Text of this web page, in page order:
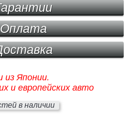
Оплата
из Японии.
и европейских авто
в наличии